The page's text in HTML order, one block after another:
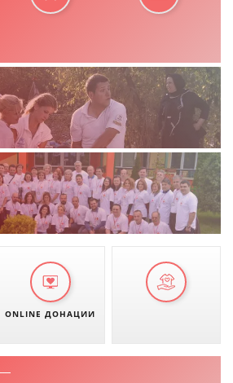
ONLINE ДОНАЦИИ